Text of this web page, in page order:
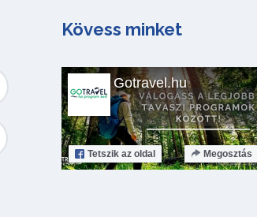
Kövess minket
Gotravel.hu
Tetszik az oldal Megosztás